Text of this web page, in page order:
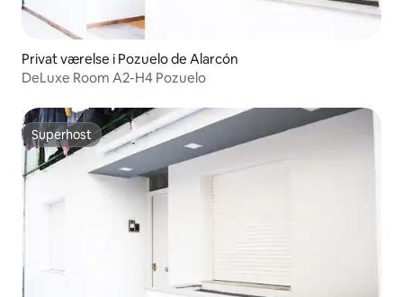
Privat værelse i Pozuelo de Alarcón
DeLuxe Room A2-H4 Pozuelo
Superhost
Superhost